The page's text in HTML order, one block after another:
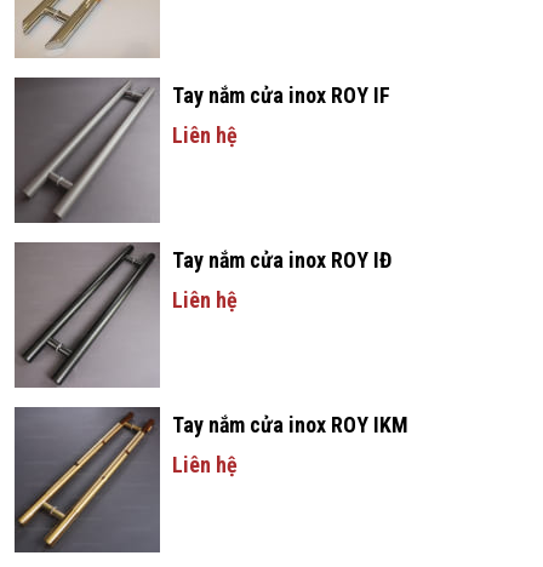
Tay nắm cửa inox ROY IF
Liên hệ
Tay nắm cửa inox ROY IĐ
Liên hệ
Tay nắm cửa inox ROY IKM
Liên hệ